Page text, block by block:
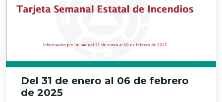
Del 31 de enero al 06 de febrero
de 2025